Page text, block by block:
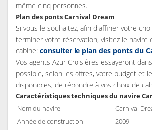
même cinq personnes.
Plan des ponts Carnival Dream
Si vous le souhaitez, afin d'affiner votre
terminer votre réservation, visitez le navire
cabine: consulter le plan des ponts du
Vos agents Azur Croisières essayeront
possible, selon les offres, votre budget et
disponibles, de répondre à vos choix de
Caractéristiques techniques du navire
Nom du navire
Carnival
Année de construction
2009